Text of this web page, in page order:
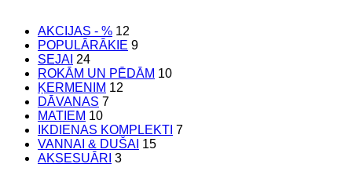
AKCIJAS - % 12
POPULĀRĀKIE 9
SEJAI 24
ROKĀM UN PĒDĀM 10
ĶERMENIM 12
DĀVANAS 7
MATIEM 10
IKDIENAS KOMPLEKTI 7
VANNAI & DUŠAI 15
AKSESUĀRI 3